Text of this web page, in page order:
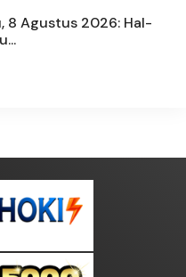
8 Agustus 2026: Hal-